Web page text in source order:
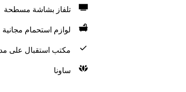
تلفاز بشاشة مسطحة
لوازم استحمام مجانية
مكتب استقبال على مدار 24
ساونا